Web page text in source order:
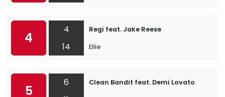
4
4
14
Regi feat. Jake Reese
Ellie
5
6
Clean Bandit feat. Demi Lovato